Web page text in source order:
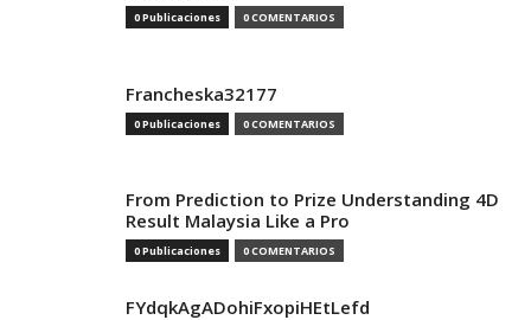
0 Publicaciones 0 COMENTARIOS
Francheska32177
0 Publicaciones 0 COMENTARIOS
From Prediction to Prize Understanding 4D
Result Malaysia Like a Pro
0 Publicaciones 0 COMENTARIOS
FYdqkAgADohiFxopiHEtLefd